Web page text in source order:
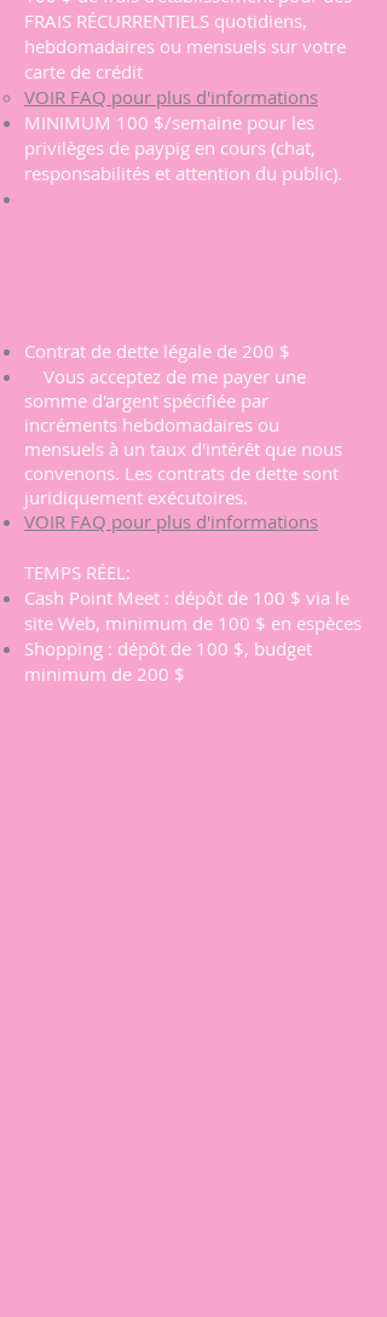
FRAIS RÉCURRENTIELS quotidiens,
hebdomadaires ou mensuels sur votre
carte de crédit
VOIR FAQ pour plus d'informations
MINIMUM 100 $/semaine pour les
privilèges de paypig en cours (chat,
responsabilités et attention du public).
Contrat de dette légale de 200 $
Vous acceptez de me payer une
somme d'argent spécifiée par
incréments hebdomadaires ou
mensuels à un taux d'intérêt que nous
convenons. Les contrats de dette sont
juridiquement exécutoires.
VOIR FAQ pour plus d'informations
TEMPS RÉEL:
Cash Point Meet : dépôt de 100 $ via le
site Web, minimum de 100 $ en espèces
Shopping : dépôt de 100 $, budget
minimum de 200 $